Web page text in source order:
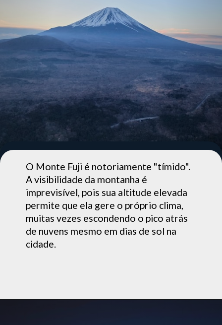
O Monte Fuji é notoriamente "tímido".
A visibilidade da montanha é
imprevisível, pois sua altitude elevada
permite que ela gere o próprio clima,
muitas vezes escondendo o pico atrás
de nuvens mesmo em dias de sol na
cidade.